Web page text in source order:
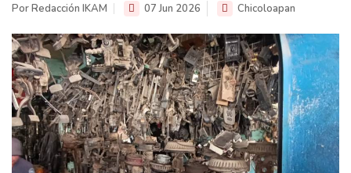
Por Redacción IKAM 07 Jun 2026 Chicoloapan